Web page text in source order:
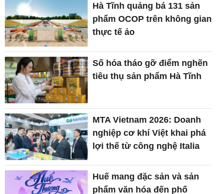
Hà Tĩnh quảng bá 131 sản
phẩm OCOP trên không gian
thực tế ảo
Số hóa tháo gỡ điểm nghẽn
tiêu thụ sản phẩm Hà Tĩnh
MTA Vietnam 2026: Doanh
nghiệp cơ khí Việt khai phá
lợi thế từ công nghệ Italia
Huế mang đặc sản và sản
phẩm văn hóa đến phố